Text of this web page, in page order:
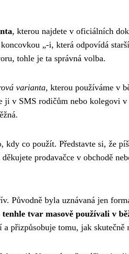
, kterou najdete v oficiálních
„-i, která odpovídá
tohle je ta správná volba.
varianta, kterou používáme v
ji v SMS rodičům nebo kolegovi
kdy co použít. Představte si, že
prodavačce v obchodě
Původně byla uznávaná jen
tvar masově používali v
přizpůsobuje tomu, jak skutečně